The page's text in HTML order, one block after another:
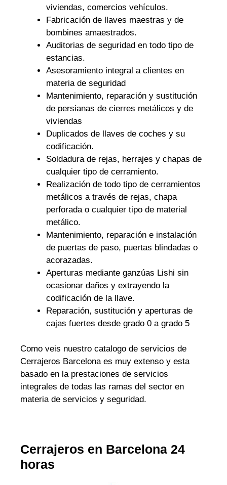
viviendas, comercios vehículos.
Fabricación de llaves maestras y de
bombines amaestrados.
Auditorias de seguridad en todo tipo de
estancias.
Asesoramiento integral a clientes en
materia de seguridad
Mantenimiento, reparación y sustitución
de persianas de cierres metálicos y de
viviendas
Duplicados de llaves de coches y su
codificación.
Soldadura de rejas, herrajes y chapas de
cualquier tipo de cerramiento.
Realización de todo tipo de cerramientos
metálicos a través de rejas, chapa
perforada o cualquier tipo de material
metálico.
Mantenimiento, reparación e instalación
de puertas de paso, puertas blindadas o
acorazadas.
Aperturas mediante ganzúas Lishi sin
ocasionar daños y extrayendo la
codificación de la llave.
Reparación, sustitución y aperturas de
cajas fuertes desde grado 0 a grado 5
Como veis nuestro catalogo de servicios de
Cerrajeros Barcelona es muy extenso y esta
basado en la prestaciones de servicios
integrales de todas las ramas del sector en
materia de servicios y seguridad.
Cerrajeros en Barcelona 24
horas